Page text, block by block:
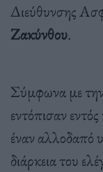
Διεύθυνσης
Ζακύνθου.
Σύμφωνα με
εντόπισαν
έναν αλλοδαπό
διάρκεια του